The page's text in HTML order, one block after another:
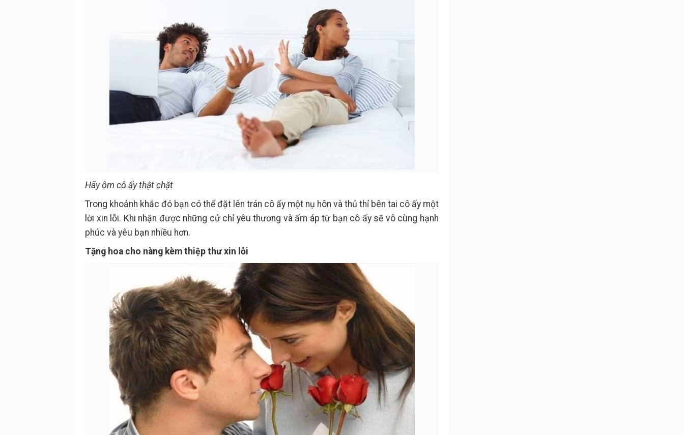
Hãy ôm cô ấy thật chặt
Trong khoảnh khắc đó bạn có thể đặt lên trán cô ấy một nụ hôn và thủ thỉ bên tai cô ấy một
lời xin lỗi. Khi nhận được những cử chỉ yêu thương và ấm áp từ bạn cô ấy sẽ vô cùng hạnh
phúc và yêu bạn nhiều hơn.
Tặng hoa cho nàng kèm thiệp thư xin lỗi